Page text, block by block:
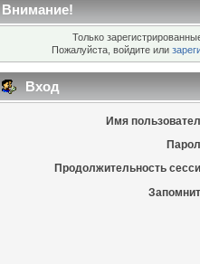
Внимание!
Только
Пожалуйста, войдите или
Вход
Имя
Продолжительность